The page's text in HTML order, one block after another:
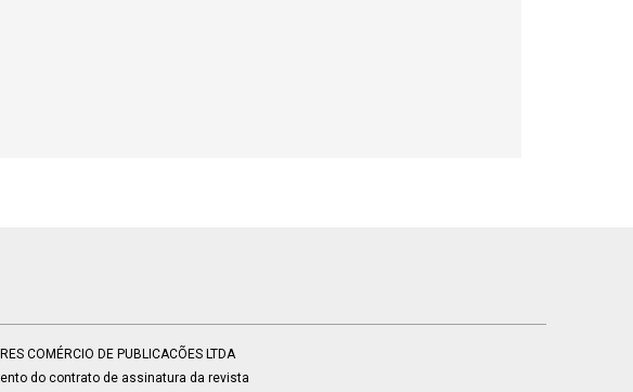
COMÉRCIO DE PUBLICACÕES LTDA
do contrato de assinatura da revista